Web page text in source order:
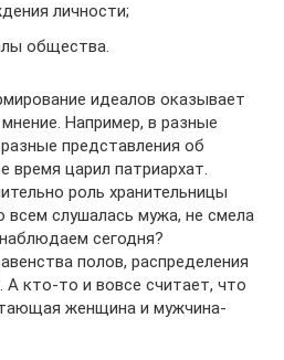
личности;
общества.
идеалов оказывает
Например, в разные
представления об
время царил патриархат.
роль хранительницы
всем слушалась мужа, не смела
сегодня?
полов, распределения
А кто-то и вовсе считает, что
женщина и мужчина-